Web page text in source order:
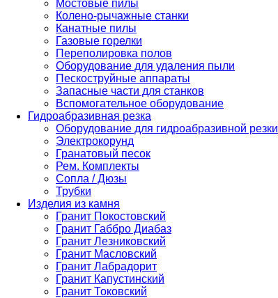
Мостовые пилы
Колено-рычажные станки
Канатные пилы
Газовые горелки
Переполировка полов
Оборудование для удаления пыли
Пескоструйные аппараты
Запасные части для станков
Вспомогательное оборудование
Гидроабразивная резка
Оборудование для гидроабразивной резки
Электрокорунд
Гранатовый песок
Рем. Комплекты
Сопла / Дюзы
Трубки
Изделия из камня
Гранит Покостовский
Гранит Габбро Диабаз
Гранит Лезниковский
Гранит Масловский
Гранит Лабрадорит
Гранит Капустинский
Гранит Токовский